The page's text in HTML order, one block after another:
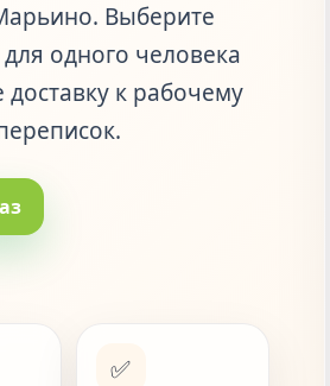
Выберите
одного человека
к рабочему
✅